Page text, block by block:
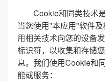
Cookie和同类技术
当您使用"本应用"软件
用相关技术向您的设备
标识符，以收集和存储
息。我们使用Cookie和
能或服务：